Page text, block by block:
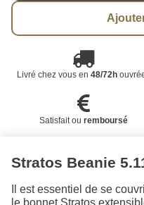
Livré chez vous en 48/72h
Satisfait ou remboursé
Stratos Beanie
Il est essentiel de se
le bonnet Stratos